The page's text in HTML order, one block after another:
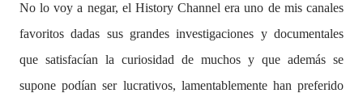
No lo voy a negar, el History Channel era uno de mis canales
favoritos dadas sus grandes investigaciones y documentales
que satisfacían la curiosidad de muchos y que además se
supone podían ser lucrativos, lamentablemente han preferido